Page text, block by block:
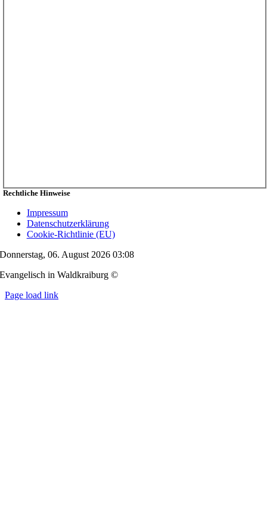
Rechtliche Hinweise
Impressum
Datenschutzerklärung
Cookie-Richtlinie (EU)
Donnerstag, 06. August 2026 03:08
Evangelisch in Waldkraiburg ©
Page load link